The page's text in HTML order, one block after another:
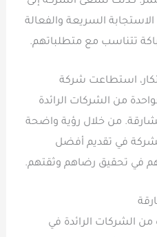
السريعة والفعالة
تتناسب مع متطلباتهم.
استطاعت شركة
من الشركات الرائدة
من خلال رؤية واضحة
في تقديم أفضل
في تحقيق رضاهم وثقتهم.
الشركات الرائدة في